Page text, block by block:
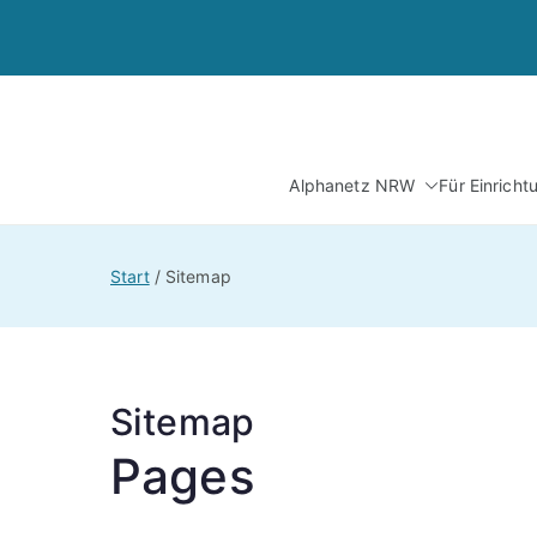
springen
Alphanetz NRW Für
Start Sitemap
Sitemap
Pages